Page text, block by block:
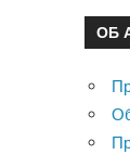
ОБ